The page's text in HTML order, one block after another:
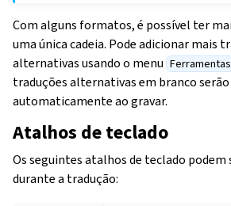
Com alguns formatos, é possível ter
uma única cadeia. Pode adicionar mais
alternativas usando o menu Ferramentas
traduções alternativas em branco
automaticamente ao gravar.
Atalhos de teclado
Os seguintes atalhos de teclado podem
durante a tradução: